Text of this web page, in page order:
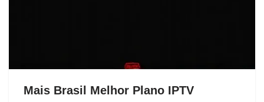
Mais Brasil Melhor Plano IPTV